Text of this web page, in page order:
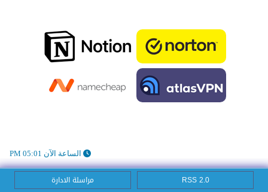
الساعة الآن 05:01 PM
RSS 2.0 مراسلة الادارة